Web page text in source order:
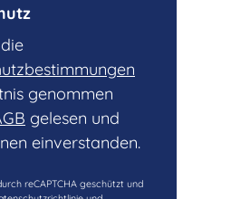
genommen
gelesen und
einverstanden.
reCAPTCHA geschützt und